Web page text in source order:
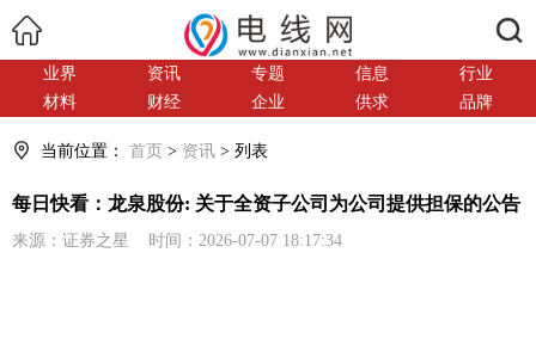
业界 资讯 专题 信息
行业
材料
财经 企业 供求 品牌
当前位置： 首页 > 资讯 > 列表
每日快看：龙泉股份: 关于全资子公司为公司提供担保的公告
来源：证券之星 时间：2026-07-07 18:17:34